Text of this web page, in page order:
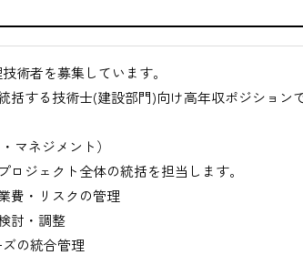
術者を募集しています。
括する技術士(建設部門)向け高年収ポジション
マネジメント）
ロジェクト全体の統括を担当します。
費・リスクの管理
討・調整
の統合管理